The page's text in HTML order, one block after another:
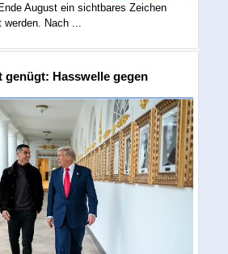
August ein sichtbares Zeichen
Nach ...
genügt: Hasswelle gegen